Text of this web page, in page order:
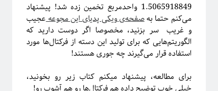
1.5065918849 واحدمربع تخمین زده شد! پیشنهاد
می‌کنم حتما بهصفحه‌ی ویکی پدیای این مجوعهعجیب
و غریب سر بزنید، مخصوصا اگر دوست دارید که
الگوریتم‌هایی که برای تولید این دسته از فرکتال‌ها مورد
استفاده قرار می‌گیرند چه جوری هستند!
برای مطالعه، پیشنهاد میکنم کتاب زیر رو بخونید،
خیلی خوب توضیح داده هم فرکتال‌ها رو هم آشوب رو!